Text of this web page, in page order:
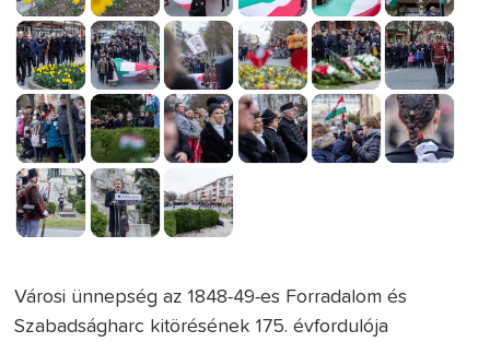
Városi ünnepség az 1848-49-es Forradalom és
Szabadságharc kitörésének 175. évfordulója